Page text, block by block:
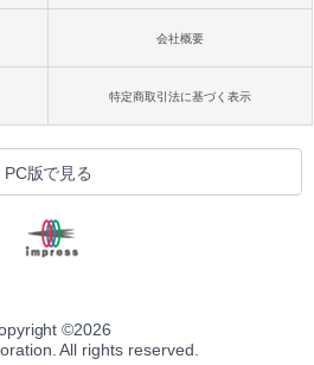
会社概要
特定商取引法に基づく表示
PC版で見る
©2026
All rights reserved.